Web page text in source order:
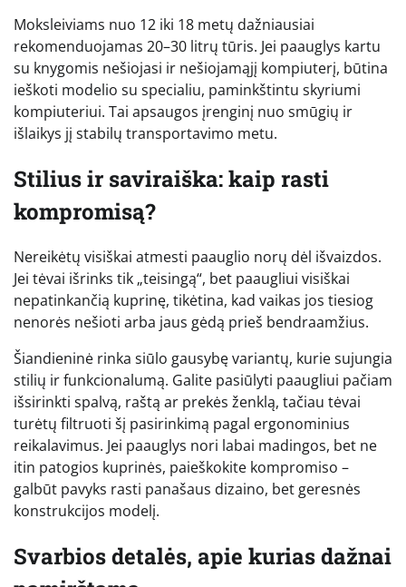
Moksleiviams nuo 12 iki 18 metų dažniausiai
rekomenduojamas 20–30 litrų tūris. Jei paauglys kartu
su knygomis nešiojasi ir nešiojamąjį kompiuterį, būtina
ieškoti modelio su specialiu, paminkštintu skyriumi
kompiuteriui. Tai apsaugos įrenginį nuo smūgių ir
išlaikys jį stabilų transportavimo metu.
Stilius ir saviraiška: kaip rasti
kompromisą?
Nereikėtų visiškai atmesti paauglio norų dėl išvaizdos.
Jei tėvai išrinks tik „teisingą“, bet paaugliui visiškai
nepatinkančią kuprinę, tikėtina, kad vaikas jos tiesiog
nenorės nešioti arba jaus gėdą prieš bendraamžius.
Šiandieninė rinka siūlo gausybę variantų, kurie sujungia
stilių ir funkcionalumą. Galite pasiūlyti paaugliui pačiam
išsirinkti spalvą, raštą ar prekės ženklą, tačiau tėvai
turėtų filtruoti šį pasirinkimą pagal ergonominius
reikalavimus. Jei paauglys nori labai madingos, bet ne
itin patogios kuprinės, paieškokite kompromiso –
galbūt pavyks rasti panašaus dizaino, bet geresnės
konstrukcijos modelį.
Svarbios detalės, apie kurias dažnai